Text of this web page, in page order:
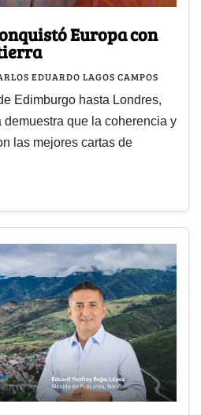
Europa con
EDUARDO LAGOS CAMPOS
Edimburgo hasta Londres,
que la coherencia y
las mejores cartas de